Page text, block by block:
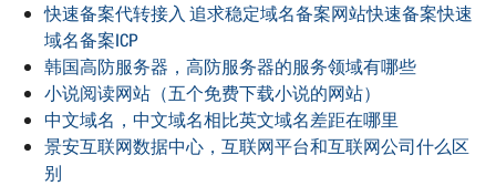
快速备案代转接入 追求稳定域名备案网站快速备案快速
域名备案ICP
韩国高防服务器，高防服务器的服务领域有哪些
小说阅读网站（五个免费下载小说的网站）
中文域名，中文域名相比英文域名差距在哪里
景安互联网数据中心，互联网平台和互联网公司什么区
别